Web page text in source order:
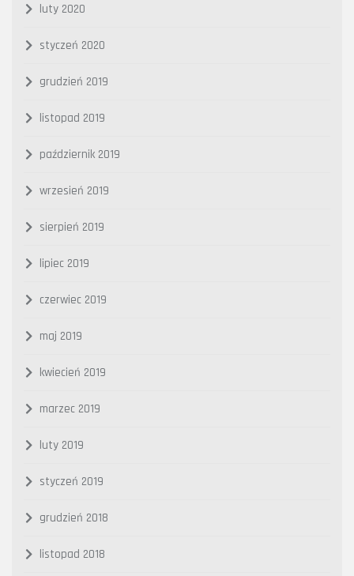
luty 2020
styczeń 2020
grudzień 2019
listopad 2019
październik 2019
wrzesień 2019
sierpień 2019
lipiec 2019
czerwiec 2019
maj 2019
kwiecień 2019
marzec 2019
luty 2019
styczeń 2019
grudzień 2018
listopad 2018